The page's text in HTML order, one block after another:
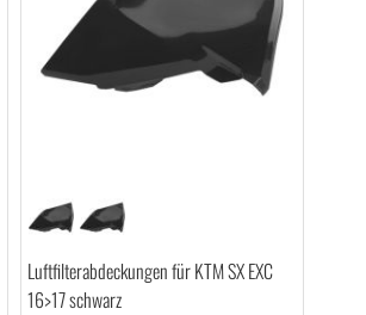
Luftfilterabdeckungen für KTM SX EXC
16>17 schwarz